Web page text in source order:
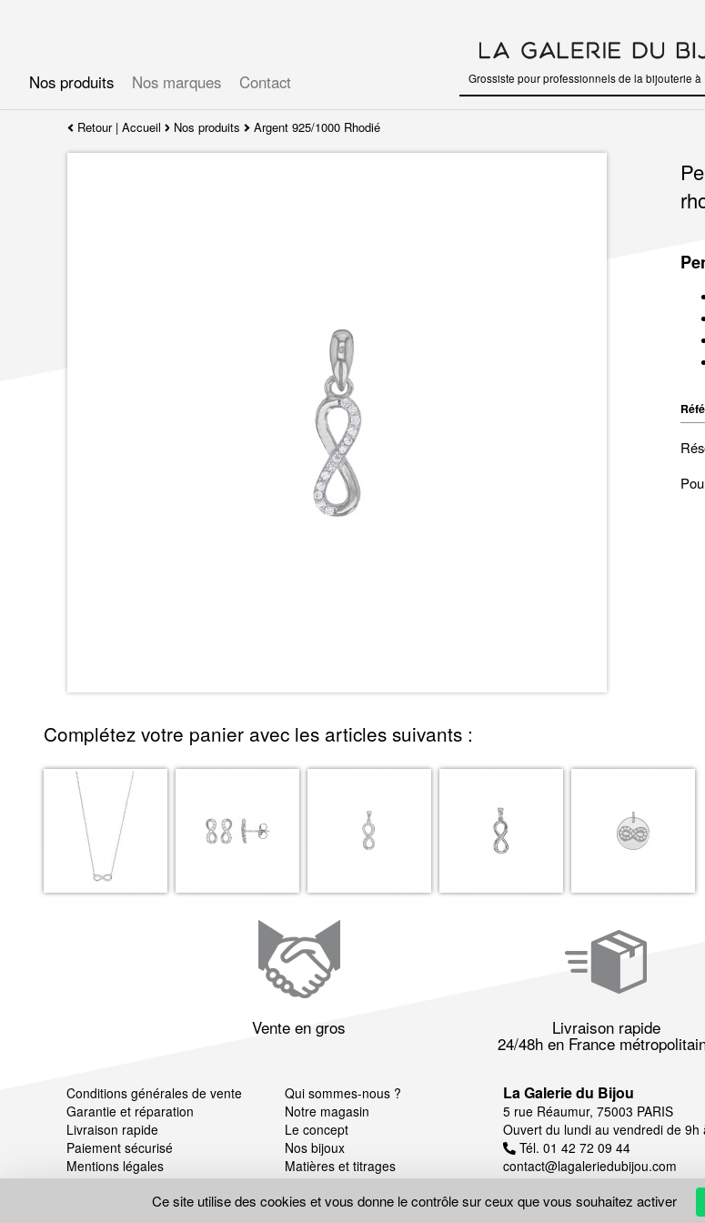
Nos produits Nos marques Contact Grossiste pour professionnels de la bijouterie à
Retour| Accueil Nos produits Argent 925/1000 Rhodié
Complétez votre panier avec les articles suivants :
Vente en gros Livraison rapide
24/48h en France
Conditions générales de vente
Garantie et réparation
Livraison rapide
Paiement sécurisé
Mentions légales
Gestion des cookies
Qui sommes-nous ?
Notre magasin
Le concept
Nos bijoux
Matières et titrages
La Galerie du Bijou
5 rue Réaumur, 75003 PARIS
Ouvert du lundi au vendredi de 9h
Tél. 01 42 72 09 44
contact@lagaleriedubijou.com
Ce site utilise des cookies et vous donne le contrôle sur ceux que vous souhaitez activer